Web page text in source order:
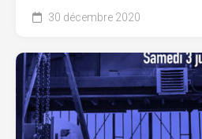
30 décembre 2020